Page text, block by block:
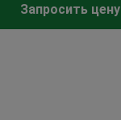
Запросить цену